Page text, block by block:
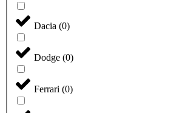
Dacia (0)
Dodge (0)
Ferrari (0)